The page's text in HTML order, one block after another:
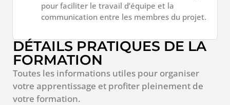
pour faciliter le travail d’équipe et la
communication entre les membres du projet.
DÉTAILS PRATIQUES DE LA
FORMATION
Toutes les informations utiles pour organiser
votre apprentissage et profiter pleinement de
votre formation.